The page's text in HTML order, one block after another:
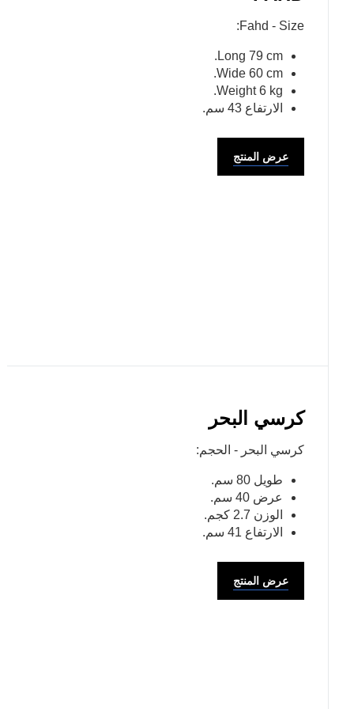
Fahd - Size:
Long 79 cm.
Wide 60 cm.
Weight 6 kg.
الارتفاع 43 سم.
عرض المنتج
كرسي البحر
كرسي البحر - الحجم:
طويل 80 سم.
عرض 40 سم.
الوزن 2.7 كجم.
الارتفاع 41 سم.
عرض المنتج